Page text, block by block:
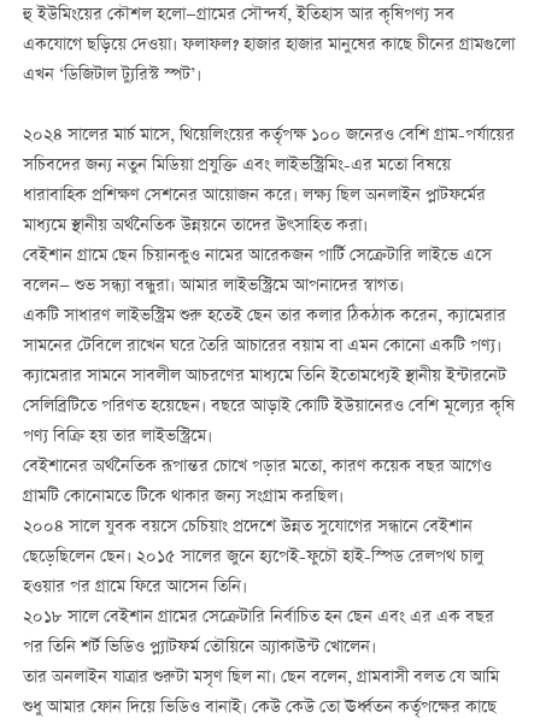
হু ইউমিংয়ের কৌশল হলো—গ্রামের সৌন্দর্য, ইতিহাস আর কৃষিপণ্য সব
একযোগে ছড়িয়ে দেওয়া। ফলাফল? হাজার হাজার মানুষের কাছে চীনের গ্রামগুলো
এখন ‘ডিজিটাল ট্যুরিস্ট স্পট’।
২০২৪ সালের মার্চ মাসে, থিয়েলিংয়ের কর্তৃপক্ষ ১০০ জনেরও বেশি গ্রাম-পর্যায়ের
সচিবদের জন্য নতুন মিডিয়া প্রযুক্তি এবং লাইভস্ট্রিমিং-এর মতো বিষয়ে
ধারাবাহিক প্রশিক্ষণ সেশনের আয়োজন করে। লক্ষ্য ছিল অনলাইন প্লাটফর্মের
মাধ্যমে স্থানীয় অর্থনৈতিক উন্নয়নে তাদের উৎসাহিত করা।
বেইশান গ্রামে ছেন চিয়ানকুও নামের আরেকজন পার্টি সেক্রেটারি লাইভে এসে
বলেন— শুভ সন্ধ্যা বন্ধুরা। আমার লাইভস্ট্রিমে আপনাদের স্বাগত।
একটি সাধারণ লাইভস্ট্রিম শুরু হতেই ছেন তার কলার ঠিকঠাক করেন, ক্যামেরার
সামনের টেবিলে রাখেন ঘরে তৈরি আচারের বয়াম বা এমন কোনো একটি পণ্য।
ক্যামেরার সামনে সাবলীল আচরণের মাধ্যমে তিনি ইতোমধ্যেই স্থানীয় ইন্টারনেট
সেলিব্রিটিতে পরিণত হয়েছেন। বছরে আড়াই কোটি ইউয়ানেরও বেশি মূল্যের কৃষি
পণ্য বিক্রি হয় তার লাইভস্ট্রিমে।
বেইশানের অর্থনৈতিক রূপান্তর চোখে পড়ার মতো, কারণ কয়েক বছর আগেও
গ্রামটি কোনোমতে টিকে থাকার জন্য সংগ্রাম করছিল।
২০০৪ সালে যুবক বয়সে চেচিয়াং প্রদেশে উন্নত সুযোগের সন্ধানে বেইশান
ছেড়েছিলেন ছেন। ২০১৫ সালের জুনে হ্যপেই-ফুচৌ হাই-স্পিড রেলপথ চালু
হওয়ার পর গ্রামে ফিরে আসেন তিনি।
২০১৮ সালে বেইশান গ্রামের সেক্রেটারি নির্বাচিত হন ছেন এবং এর এক বছর
পর তিনি শর্ট ভিডিও প্ল্যাটফর্ম তৌয়িনে অ্যাকাউন্ট খোলেন।
তার অনলাইন যাত্রার শুরুটা মসৃণ ছিল না। ছেন বলেন, গ্রামবাসী বলত যে আমি
শুধু আমার ফোন দিয়ে ভিডিও বানাই। কেউ কেউ তো ঊর্ধ্বতন কর্তৃপক্ষের কাছে